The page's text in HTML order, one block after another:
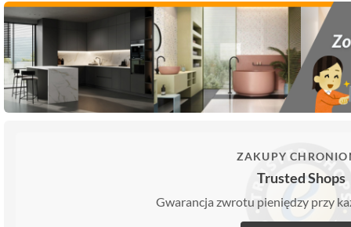
ZAKUPY
Trusted Shops
Gwarancja zwrotu pieniędzy przy